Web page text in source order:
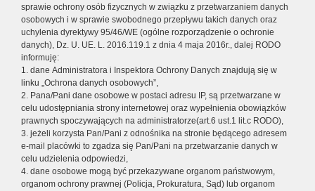
sprawie ochrony osób fizycznych w związku z przetwarzaniem danych
osobowych i w sprawie swobodnego przepływu takich danych oraz
uchylenia dyrektywy 95/46/WE (ogólne rozporządzenie o ochronie
danych), Dz. U. UE. L. 2016.119.1 z dnia 4 maja 2016r., dalej RODO
informuję:
1. dane Administratora i Inspektora Ochrony Danych znajdują się w
linku „Ochrona danych osobowych”,
2. Pana/Pani dane osobowe w postaci adresu IP, są przetwarzane w
celu udostępniania strony internetowej oraz wypełnienia obowiązków
prawnych spoczywających na administratorze(art.6 ust.1 lit.c RODO),
3. jeżeli korzysta Pan/Pani z odnośnika na stronie będącego adresem
e-mail placówki to zgadza się Pan/Pani na przetwarzanie danych w
celu udzielenia odpowiedzi,
4. dane osobowe mogą być przekazywane organom państwowym,
organom ochrony prawnej (Policja, Prokuratura, Sąd) lub organom